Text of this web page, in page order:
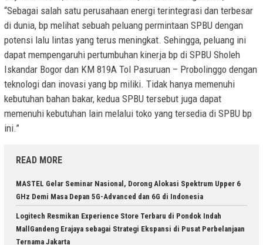
“Sebagai salah satu perusahaan energi terintegrasi dan terbesar
di dunia, bp melihat sebuah peluang permintaan SPBU dengan
potensi lalu lintas yang terus meningkat. Sehingga, peluang ini
dapat mempengaruhi pertumbuhan kinerja bp di SPBU Sholeh
Iskandar Bogor dan KM 819A Tol Pasuruan – Probolinggo dengan
teknologi dan inovasi yang bp miliki. Tidak hanya memenuhi
kebutuhan bahan bakar, kedua SPBU tersebut juga dapat
memenuhi kebutuhan lain melalui toko yang tersedia di SPBU bp
ini.”
READ MORE
MASTEL Gelar Seminar Nasional, Dorong Alokasi Spektrum Upper 6
GHz Demi Masa Depan 5G-Advanced dan 6G di Indonesia
Logitech Resmikan Experience Store Terbaru di Pondok Indah
MallGandeng Erajaya sebagai Strategi Ekspansi di Pusat Perbelanjaan
Ternama Jakarta